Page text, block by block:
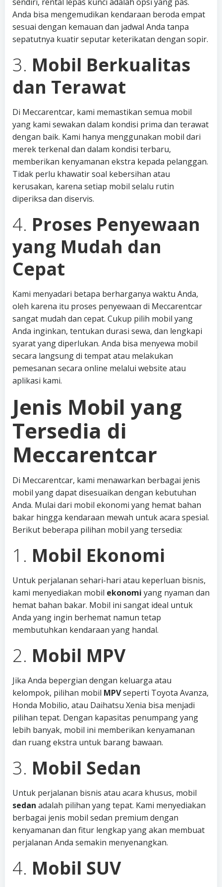
Anda bisa mengemudikan kendaraan beroda empat
sesuai dengan kemauan dan jadwal Anda tanpa
sepatutnya kuatir seputar keterikatan dengan sopir.
3. Mobil Berkualitas
dan Terawat
Di Meccarentcar, kami memastikan semua mobil
yang kami sewakan dalam kondisi prima dan terawat
dengan baik. Kami hanya menggunakan mobil dari
merek terkenal dan dalam kondisi terbaru,
memberikan kenyamanan ekstra kepada pelanggan.
Tidak perlu khawatir soal kebersihan atau
kerusakan, karena setiap mobil selalu rutin
diperiksa dan diservis.
4. Proses Penyewaan
yang Mudah dan
Cepat
Kami menyadari betapa berharganya waktu Anda,
oleh karena itu proses penyewaan di Meccarentcar
sangat mudah dan cepat. Cukup pilih mobil yang
Anda inginkan, tentukan durasi sewa, dan lengkapi
syarat yang diperlukan. Anda bisa menyewa mobil
secara langsung di tempat atau melakukan
pemesanan secara online melalui website atau
aplikasi kami.
Jenis Mobil yang
Tersedia di
Meccarentcar
Di Meccarentcar, kami menawarkan berbagai jenis
mobil yang dapat disesuaikan dengan kebutuhan
Anda. Mulai dari mobil ekonomi yang hemat bahan
bakar hingga kendaraan mewah untuk acara spesial.
Berikut beberapa pilihan mobil yang tersedia:
1. Mobil Ekonomi
Untuk perjalanan sehari-hari atau keperluan bisnis,
kami menyediakan mobil ekonomi yang nyaman dan
hemat bahan bakar. Mobil ini sangat ideal untuk
Anda yang ingin berhemat namun tetap
membutuhkan kendaraan yang handal.
2. Mobil MPV
Jika Anda bepergian dengan keluarga atau
kelompok, pilihan mobil MPVseperti Toyota Avanza,
Honda Mobilio, atau Daihatsu Xenia bisa menjadi
pilihan tepat. Dengan kapasitas penumpang yang
lebih banyak, mobil ini memberikan kenyamanan
dan ruang ekstra untuk barang bawaan.
3. Mobil Sedan
Untuk perjalanan bisnis atau acara khusus, mobil
sedan adalah pilihan yang tepat. Kami menyediakan
berbagai jenis mobil sedan premium dengan
kenyamanan dan fitur lengkap yang akan membuat
perjalanan Anda semakin menyenangkan.
4. Mobil SUV